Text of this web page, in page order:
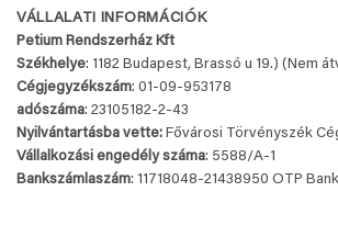
VÁLLALATI INFORMÁCIÓK
Petium Rendszerház Kft
Székhelye: 1182 Budapest, Brassó u 19.) (Nem
Cégjegyzékszám: 01-09-953178
adószáma: 23105182-2-43
Nyilvántartásba vette: Fővárosi Törvényszék
Vállalkozási engedély száma: 5588/A-1
Bankszámlaszám: 11718048-21438950 OTP Bank